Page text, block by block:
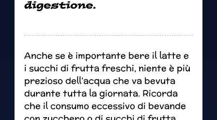
digestione.
Anche se è importante bere il latte e
i succhi di frutta freschi, niente è più
prezioso dell’acqua che va bevuta
durante tutta la giornata. Ricorda
che il consumo eccessivo di bevande